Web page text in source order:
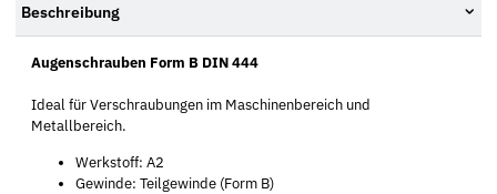
Beschreibung
Augenschrauben Form B DIN 444
Ideal für Verschraubungen im Maschinenbereich und
Metallbereich.
Werkstoff: A2
Gewinde: Teilgewinde (Form B)